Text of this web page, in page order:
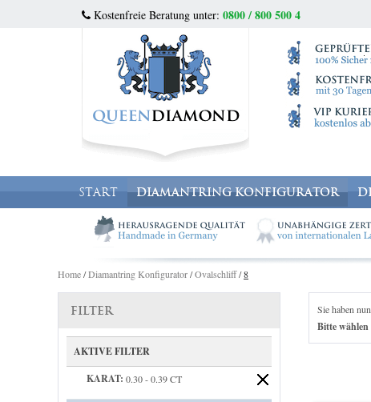
Kostenfreie Beratung unter: 0800 / 800 500 4
START DIAMANTRING KONFIGURATOR
Home/Diamantring Konfigurator/Ovalschliff/8
FILTER
AKTIVE FILTER
KARAT: 0.30 - 0.39 CT
Sie haben
Bitte wählen